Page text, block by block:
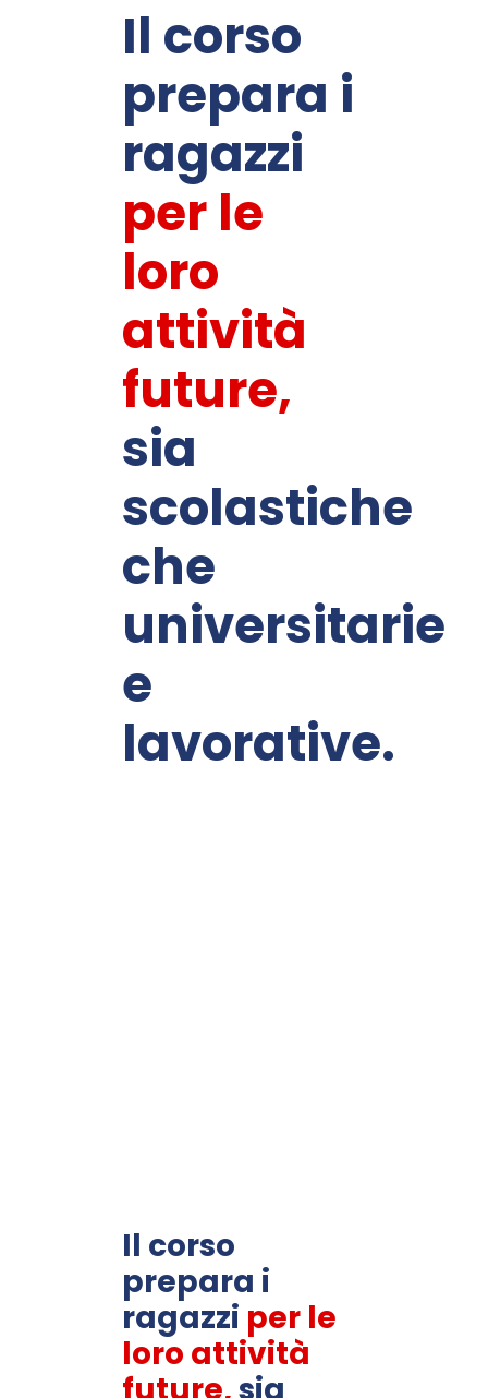
Il corso
prepara i
ragazzi
per le
loro
attività
future,
sia
scolastiche
che
universitarie
e
lavorative.
Il corso
prepara i
ragazzi per le
loro attività